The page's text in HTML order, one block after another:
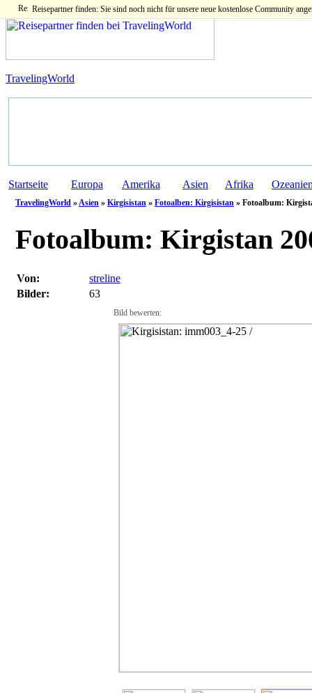
Reisepartner finden: Sie sind noch nicht für unsere neue kostenlose Community
TravelingWorld
Startseite Europa Amerika Asien Afrika
TravelingWorld »Asien » Kirgisistan » Fotoalben: Kirgisistan » Fotoalbum:
Fotoalbum: Kirgistan
Von:
streline
Bilder:
63
Bild bewerten: